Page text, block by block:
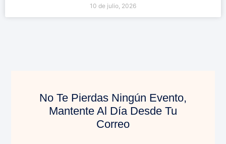
10 de julio, 2026
No Te Pierdas Ningún Evento,
Mantente Al Día Desde Tu
Correo